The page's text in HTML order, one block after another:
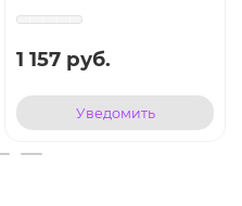
1 157 руб.
Уведомить